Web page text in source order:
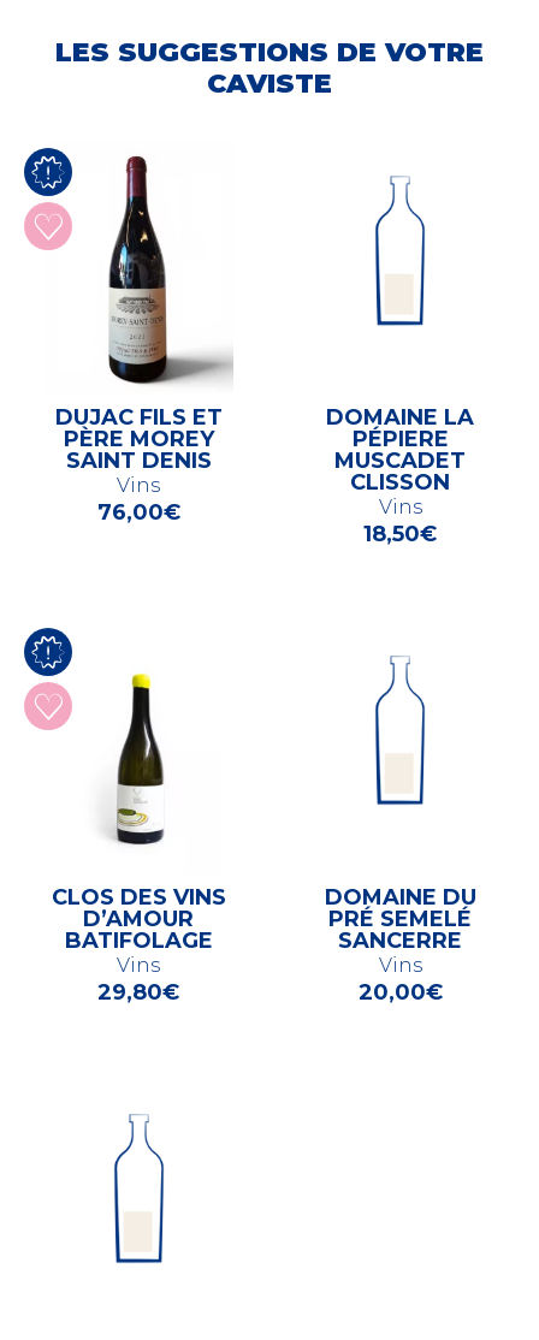
LES SUGGESTIONS DE VOTRE
CAVISTE
DUJAC FILS ET
PÈRE MOREY
SAINT DENIS
Vins
76,00€
DOMAINE LA
PÉPIERE
MUSCADET
CLISSON
Vins
18,50€
CLOS DES VINS
D’AMOUR
BATIFOLAGE
Vins
29,80€
DOMAINE DU
PRÉ SEMELÉ
SANCERRE
Vins
20,00€